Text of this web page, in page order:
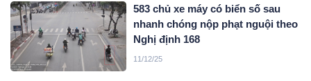
583 chủ xe máy có biển số sau
nhanh chóng nộp phạt nguội theo
Nghị định 168
11/12/25